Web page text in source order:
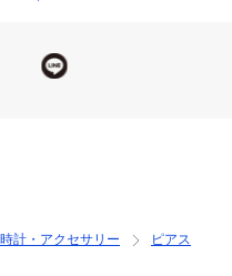
計・アクセサリー
ピアス